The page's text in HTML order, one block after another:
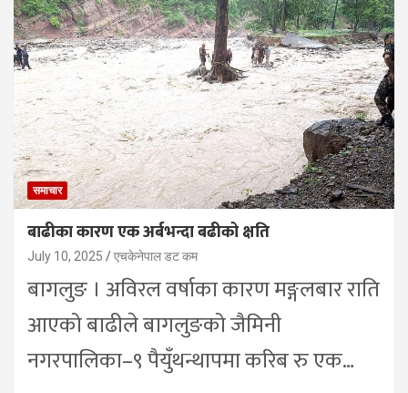
समाचार
बाढीका कारण एक अर्बभन्दा बढीको क्षति
July 10, 2025 एचकेनेपाल डट कम
बागलुङ । अविरल वर्षाका कारण मङ्गलबार राति
आएको बाढीले बागलुङको जैमिनी
नगरपालिका–९ पैयुँथन्थापमा करिब रु एक…